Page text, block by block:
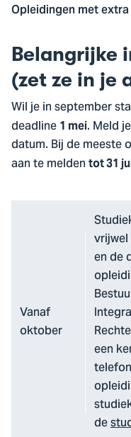
Opleidingen met
Belangrijke
(zet ze in je
Wil je in september
deadline 1 mei. Meld
datum. Bij de
aan te melden tot 31
Vanaf
oktober
en de
een
de